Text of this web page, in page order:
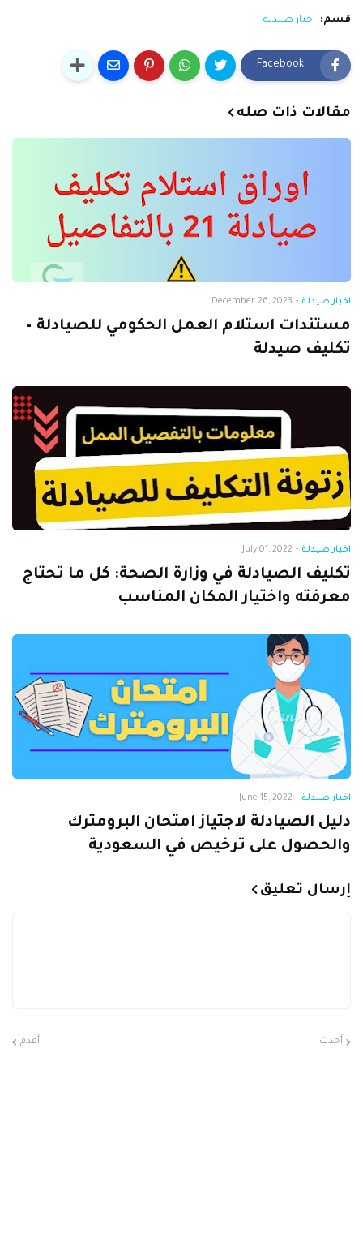
قسم: اخبار صيدلة
Facebook
مقالات ذات صله
اخبار صيدلة -
December 26, 2023
مستندات استلام العمل الحكومي للصيادلة –
تكليف صيدلة
اخبار صيدلة -
July 01, 2022
تكليف الصيادلة في وزارة الصحة: كل ما تحتاج
معرفته واختيار المكان المناسب
اخبار صيدلة -
June 15, 2022
دليل الصيادلة لاجتياز امتحان البرومترك
والحصول على ترخيص في السعودية
إرسال تعليق
أحدث أقدم